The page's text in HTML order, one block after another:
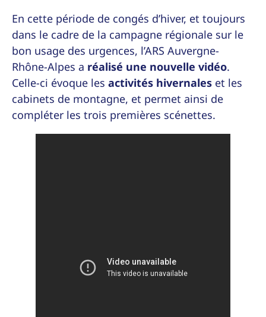
En cette période de congés d’hiver, et toujours
dans le cadre de la campagne régionale sur le
bon usage des urgences, l’ARS Auvergne-
Rhône-Alpes a réalisé une nouvelle vidéo.
Celle-ci évoque les activités hivernales et les
cabinets de montagne, et permet ainsi de
compléter les trois premières scénettes.